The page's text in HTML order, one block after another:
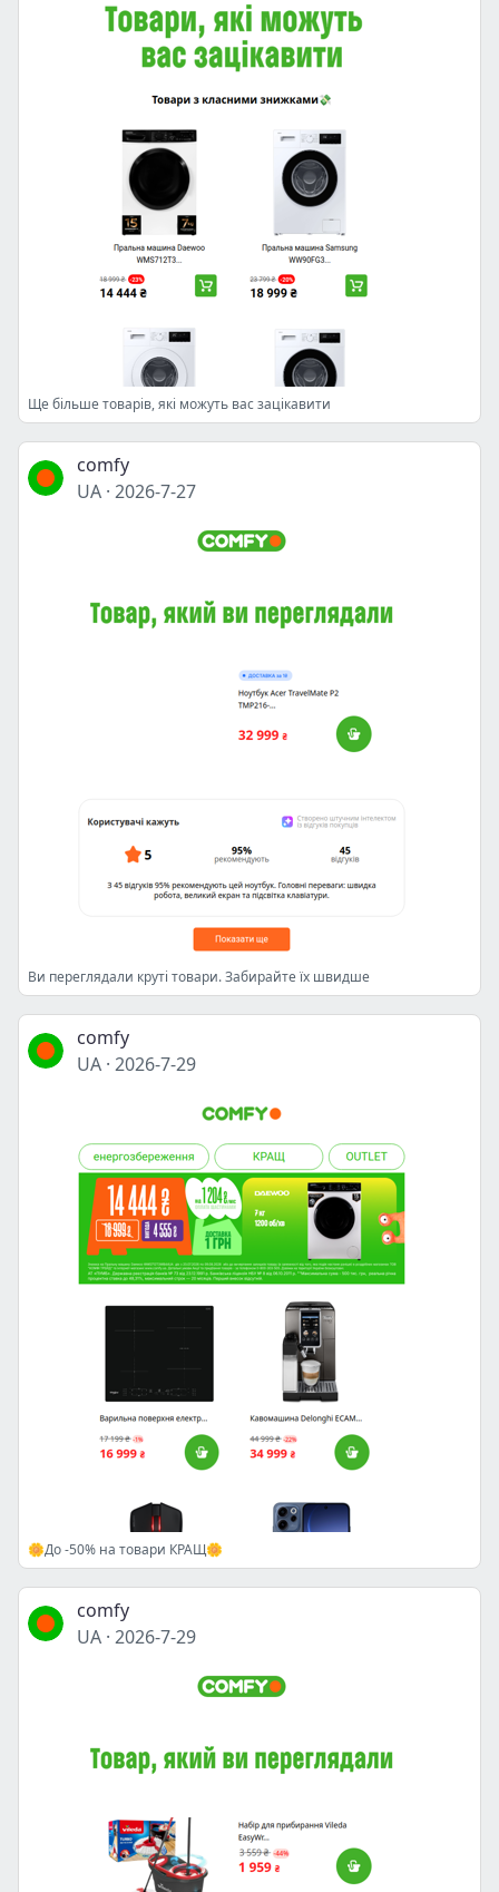
Ще більше товарів, які можуть вас зацікавити
comfy
UA · 2026-7-27
Ви переглядали круті товари. Забирайте їх швидше
comfy
UA · 2026-7-29
🌼До -50% на товари КРАЩ🌼
comfy
UA · 2026-7-29